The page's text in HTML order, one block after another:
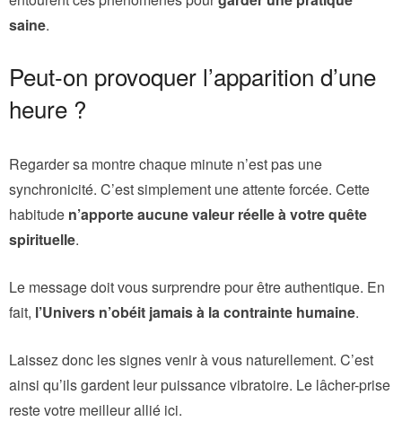
saine.
Peut-on provoquer l’apparition d’une
heure ?
Regarder sa montre chaque minute n’est pas une
synchronicité. C’est simplement une attente forcée. Cette
habitude n’apporte aucune valeur réelle à votre quête
spirituelle.
Le message doit vous surprendre pour être authentique. En
fait, l’Univers n’obéit jamais à la contrainte humaine.
Laissez donc les signes venir à vous naturellement. C’est
ainsi qu’ils gardent leur puissance vibratoire. Le lâcher-prise
reste votre meilleur allié ici.